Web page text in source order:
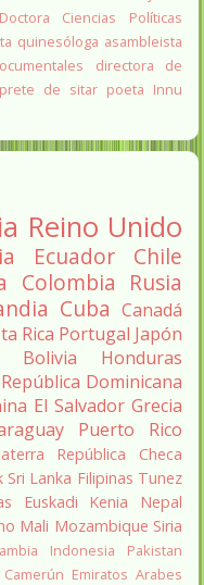
Doctora Ciencias Políticas
quinesóloga asambleista
directora de
de sitar poeta Innu
Reino Unido
Ecuador
Chile
Colombia Rusia
Cuba Canadá
Rica Portugal Japón
Bolivia
Honduras
República Dominicana
El Salvador Grecia
Puerto Rico
República Checa
Sri Lanka Filipinas Tunez
Euskadi Kenia
Nepal
Mali Mozambique Siria
Indonesia
Pakistan
Camerún Emiratos Arabes